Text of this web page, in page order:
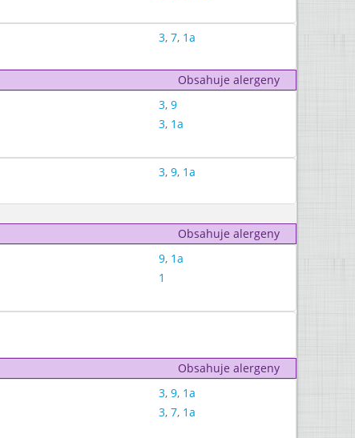
3, 7, 1a
Obsahuje alergeny
3, 9
3, 1a
3, 9, 1a
Obsahuje alergeny
9, 1a
1
Obsahuje alergeny
3, 9, 1a
3, 7, 1a